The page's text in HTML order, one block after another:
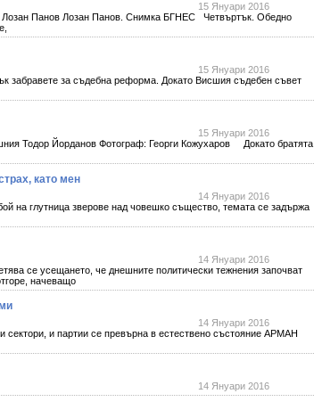
15 Януари 2016
Лозан Панов Лозан Панов. Снимка БГНЕС Четвъртък. Обедно
15 Януари 2016
за съдебна реформа. Докато Висшия съдебен съвет
15 Януари 2016
Тодор Йорданов Фотограф: Георги Кожухаров Докато братята
като мен
14 Януари 2016
на глутница зверове над човешко същество, темата се задържа
14 Януари 2016
се усещането, че днешните политически тежнения започват
начеващо
14 Януари 2016
и партии се превърна в естествено състояние АРМАН
14 Януари 2016